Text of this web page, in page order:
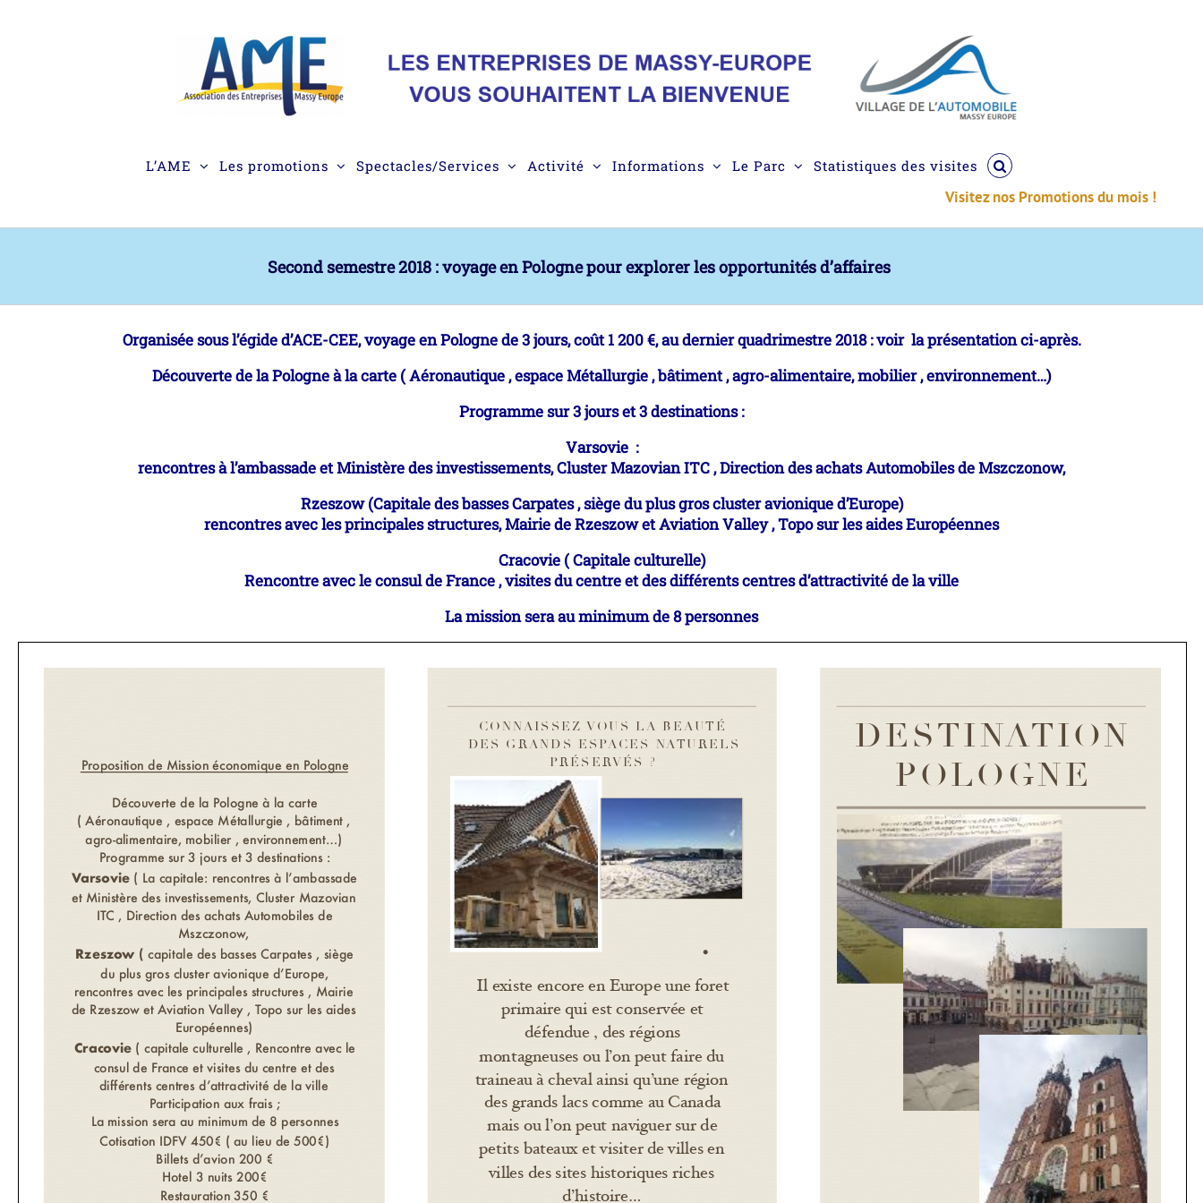
L’AME Les promotions Spectacles/Services Activité Informations Le Parc Statistiques des visites
Visitez nos Promotions du mois !
Second semestre 2018 : voyage en Pologne pour explorer les opportunités d’affaires
Organisée sous l’égide d’ACE-CEE, voyage en Pologne de 3 jours, coût 1 200 €, au dernier quadrimestre 2018 : voir la présentation ci-après.
Découverte de la Pologne à la carte ( Aéronautique , espace Métallurgie , bâtiment , agro-alimentaire, mobilier , environnement…)
Programme sur 3 jours et 3 destinations :
Varsovie :
rencontres àl’ambassade et Ministère des investissements,Cluster Mazovian ITC , Direction des achatsAutomobiles de Mszczonow,
Rzeszow (Capitale des basses Carpates ,siège du plus gros cluster avionique d’Europe)
rencontres avec les principales structures,Mairie de Rzeszow et Aviation Valley , Topo surles aides Européennes
Cracovie ( Capitale culturelle)
Rencontre avecle consul de France , visites du centre et desdifférents centres d’attractivité de la ville
La mission sera au minimum de 8 personnes